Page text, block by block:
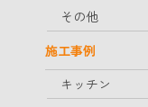
その他
施工事例
キッチン